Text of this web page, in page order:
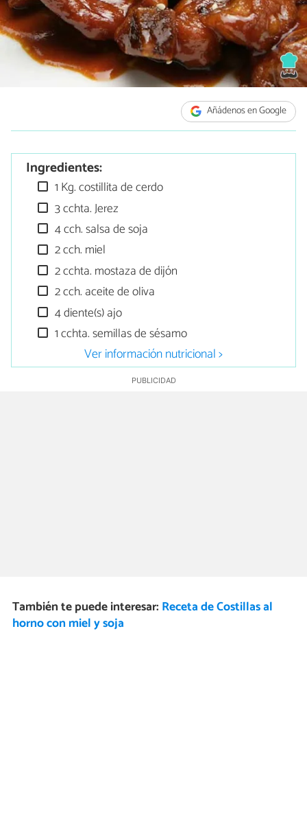
Añádenos en Google
Ingredientes:
1 Kg. costillita de cerdo
3 cchta. Jerez
4 cch. salsa de soja
2 cch. miel
2 cchta. mostaza de dijón
2 cch. aceite de oliva
4 diente(s) ajo
1 cchta. semillas de sésamo
Ver información nutricional >
También te puede interesar: Receta de Costillas al
horno con miel y soja